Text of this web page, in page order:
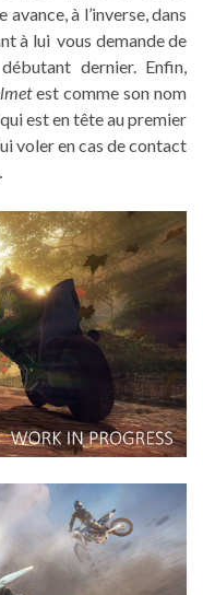
à l’inverse, dans
à lui vous demande de
dernier. Enfin,
est comme son nom
est en tête au premier
voler en cas de contact